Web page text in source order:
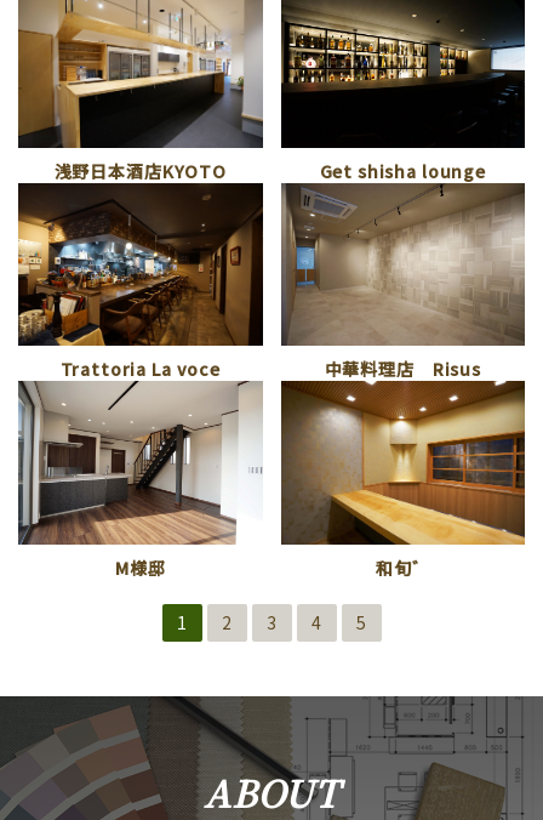
浅野日本酒店KYOTO Get shisha lounge
Trattoria La voce 中華料理店 Risus
M様邸 和旬゛
1 2 3 4 5
ABOUT